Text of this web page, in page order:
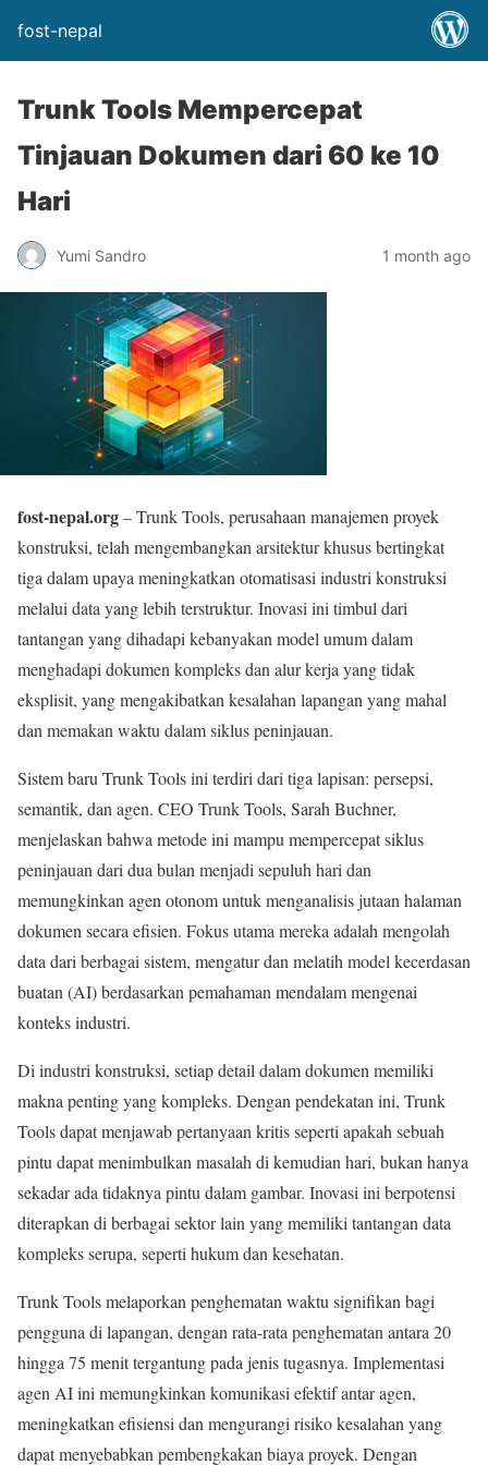
fost-nepal
Trunk Tools Mempercepat
Tinjauan Dokumen dari 60 ke 10
Hari
Yumi Sandro 1 month ago
fost-nepal.org– Trunk Tools, perusahaan manajemen proyek
konstruksi, telah mengembangkan arsitektur khusus bertingkat
tiga dalam upaya meningkatkan otomatisasi industri konstruksi
melalui data yang lebih terstruktur. Inovasi ini timbul dari
tantangan yang dihadapi kebanyakan model umum dalam
menghadapi dokumen kompleks dan alur kerja yang tidak
eksplisit, yang mengakibatkan kesalahan lapangan yang mahal
dan memakan waktu dalam siklus peninjauan.
Sistem baru Trunk Tools ini terdiri dari tiga lapisan: persepsi,
semantik, dan agen. CEO Trunk Tools, Sarah Buchner,
menjelaskan bahwa metode ini mampu mempercepat siklus
peninjauan dari dua bulan menjadi sepuluh hari dan
memungkinkan agen otonom untuk menganalisis jutaan halaman
dokumen secara efisien. Fokus utama mereka adalah mengolah
data dari berbagai sistem, mengatur dan melatih model kecerdasan
buatan (AI) berdasarkan pemahaman mendalam mengenai
konteks industri.
Di industri konstruksi, setiap detail dalam dokumen memiliki
makna penting yang kompleks. Dengan pendekatan ini, Trunk
Tools dapat menjawab pertanyaan kritis seperti apakah sebuah
pintu dapat menimbulkan masalah di kemudian hari, bukan hanya
sekadar ada tidaknya pintu dalam gambar. Inovasi ini berpotensi
diterapkan di berbagai sektor lain yang memiliki tantangan data
kompleks serupa, seperti hukum dan kesehatan.
Trunk Tools melaporkan penghematan waktu signifikan bagi
pengguna di lapangan, dengan rata-rata penghematan antara 20
hingga 75 menit tergantung pada jenis tugasnya. Implementasi
agen AI ini memungkinkan komunikasi efektif antar agen,
meningkatkan efisiensi dan mengurangi risiko kesalahan yang
dapat menyebabkan pembengkakan biaya proyek. Dengan